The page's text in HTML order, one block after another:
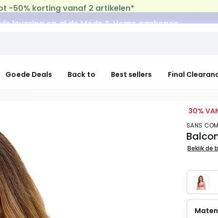
leveringop al de Mode & Home aankopen
Goede Deals Back to Best sellers Final
30%
SANS
Bekijk de
Maten